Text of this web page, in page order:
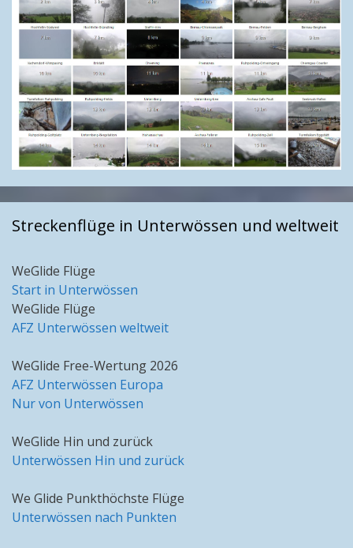
Streckenflüge in Unterwössen und weltweit
WeGlide Flüge
Start in Unterwössen
WeGlide Flüge
AFZ Unterwössen weltweit
WeGlide Free-Wertung 2026
AFZ Unterwössen Europa
Nur von Unterwössen
WeGlide Hin und zurück
Unterwössen Hin und zurück
We Glide Punkthöchste Flüge
Unterwössen nach Punkten